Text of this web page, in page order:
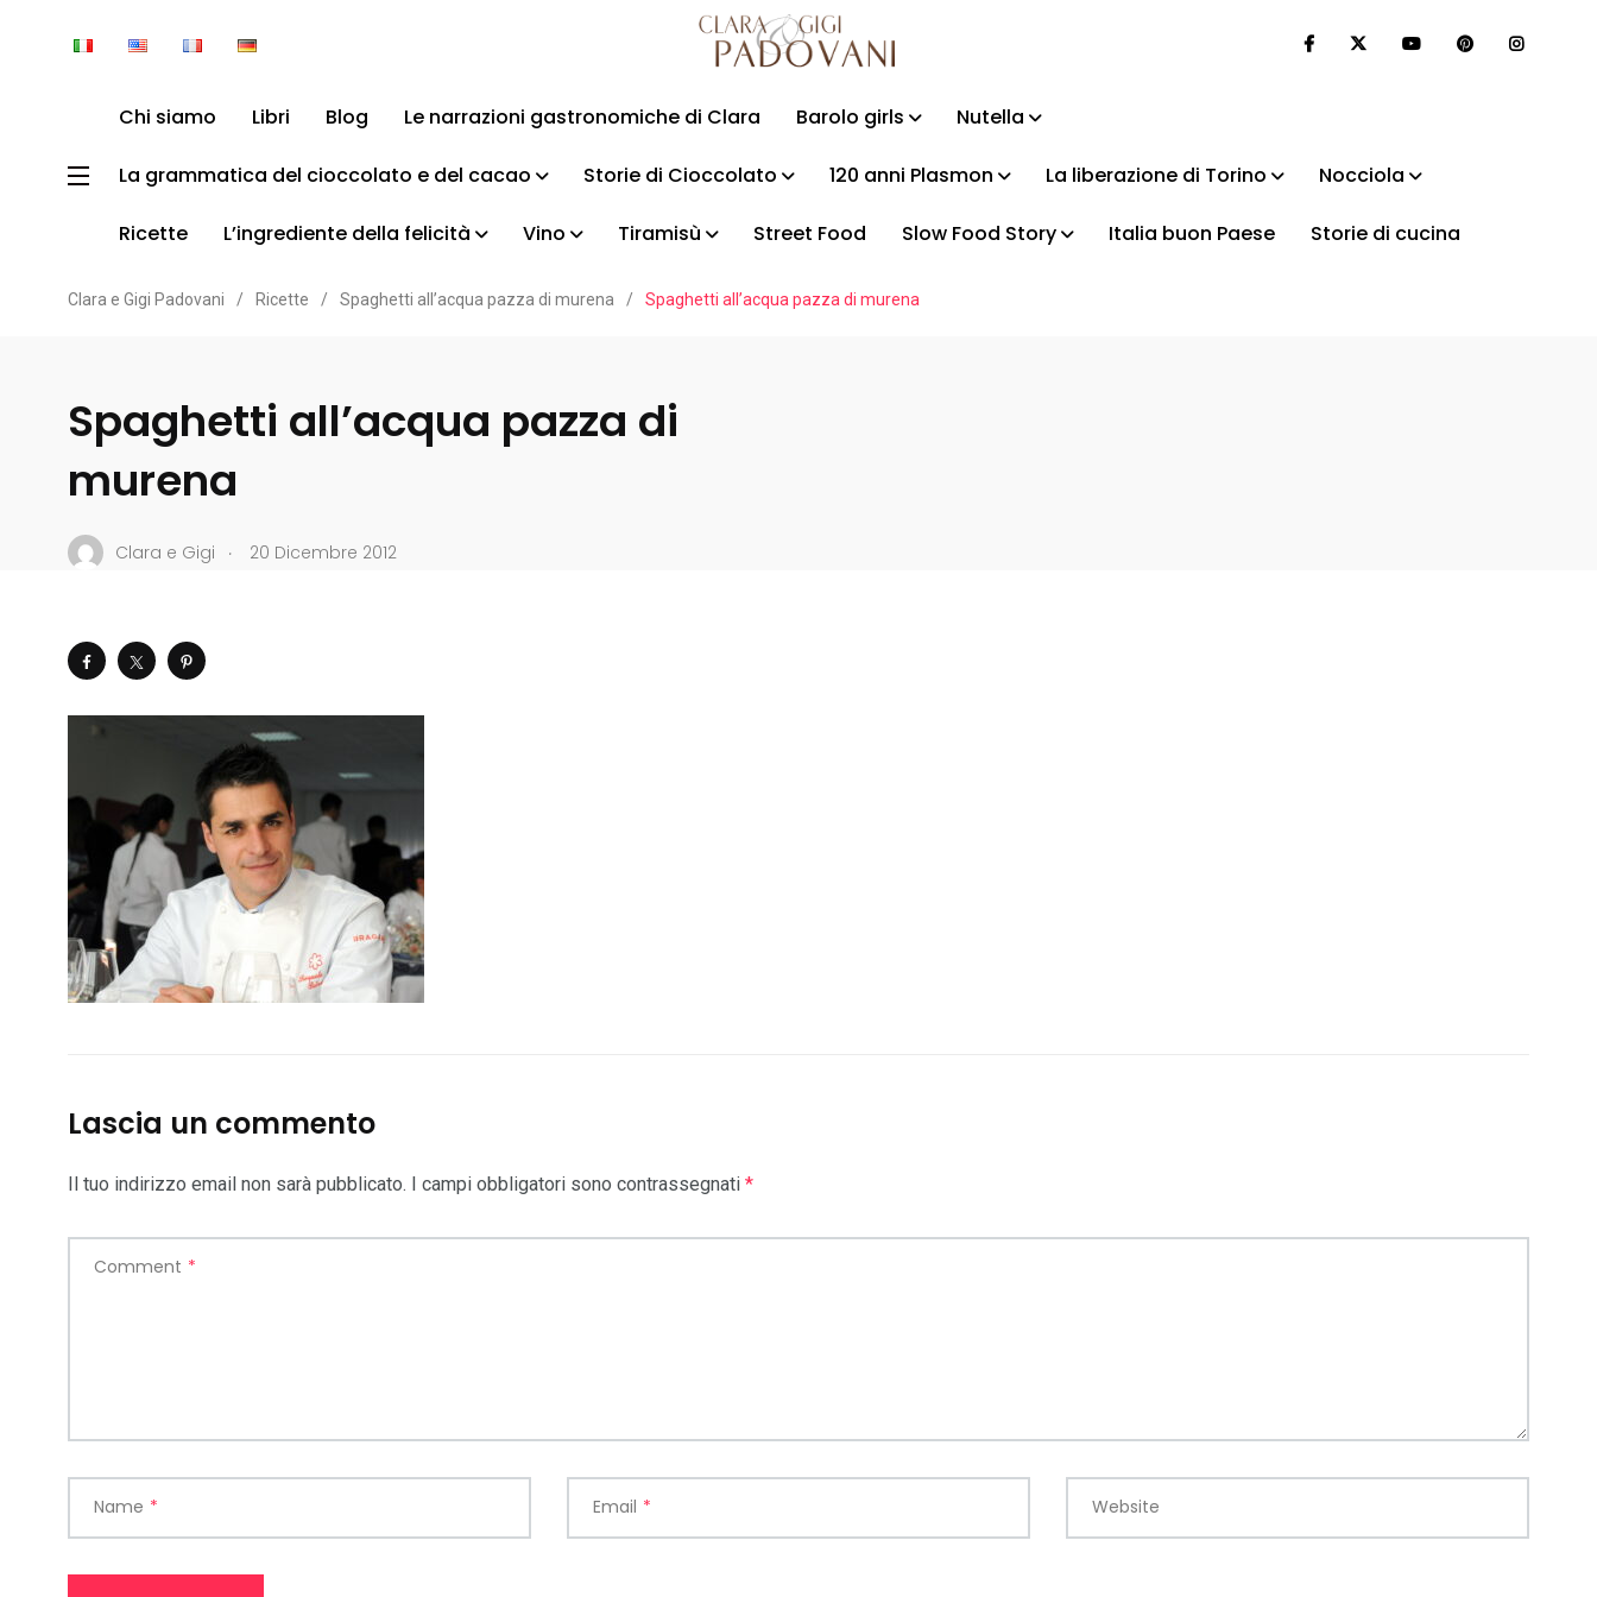
Chi siamo Libri Blog Le narrazioni gastronomiche di Clara Barolo girls Nutella
La grammatica del cioccolato e del cacao Storie di Cioccolato 120 anni Plasmon La liberazione di Torino Nocciola
Ricette L’ingrediente della felicità Vino Tiramisù Street Food Slow Food Story Italia buon Paese Storie di cucina
Clara e Gigi Padovani / Ricette / Spaghetti all’acqua pazza di murena / Spaghetti all’acqua pazza di murena
Spaghetti all’acqua pazza di
murena
Clara e Gigi . 20 Dicembre 2012
Lascia un commento
Il tuo indirizzo email non sarà pubblicato. I campi obbligatori sono contrassegnati *
Comment *
Name * Email * Website